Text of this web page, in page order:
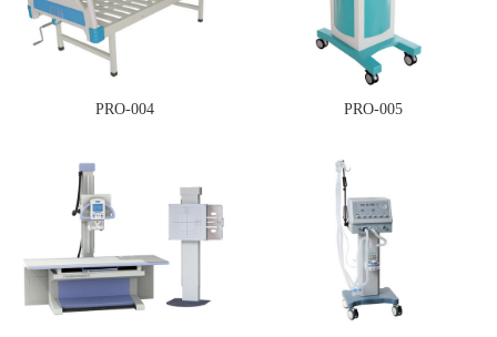
PRO-004 PRO-005